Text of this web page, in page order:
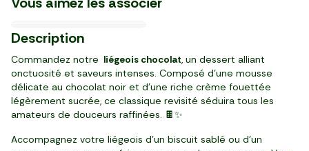
3,49 €
3,89 €
6,09 €
Nouveau
2,79 €
2,99 €
6,99 €
BIO2,99 €
4,25 €
4,99 €
Description
Commandez notre liégeois chocolat, un dessert alliant
onctuosité et saveurs intenses. Composé d’une mousse
délicate au chocolat noir et d’une riche crème fouettée
légèrement sucrée, ce classique revisité séduira tous les
amateurs de douceurs raffinées. 🍫✨
Accompagnez votre liégeois d’un biscuit sablé ou d’un